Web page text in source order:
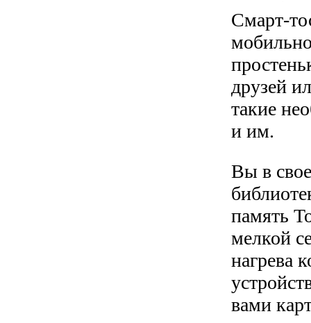
Смарт-
друзей
такие
и им.
Вы в
память
мелкой
нагрева
вами